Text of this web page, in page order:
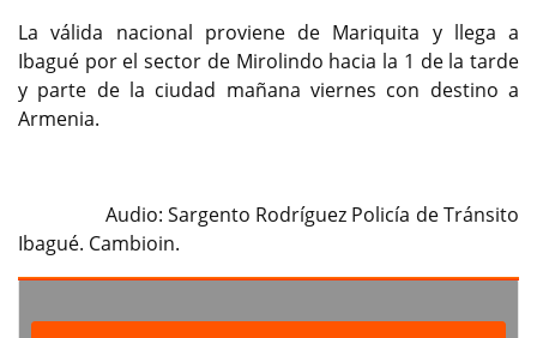
La válida nacional proviene de Mariquita y llega a
Ibagué por el sector de Mirolindo hacia la 1 de la tarde
y parte de la ciudad mañana viernes con destino a
Armenia.
Audio: Sargento Rodríguez Policía de Tránsito
Ibagué. Cambioin.